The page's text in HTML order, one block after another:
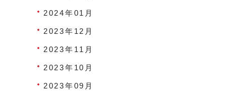
2024年01月
2023年12月
2023年11月
2023年10月
2023年09月